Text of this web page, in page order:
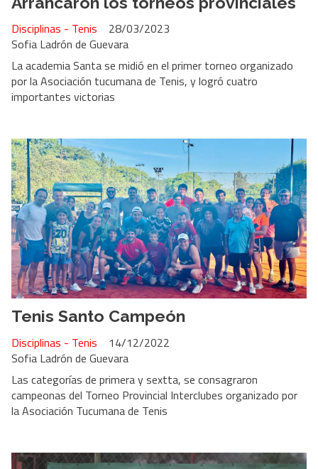
Sofia Ladrón de Guevara
Disciplinas - Tenis 28/03/2023
La academia Santa se midió en el primer torneo organizado
por la Asociación tucumana de Tenis, y logró cuatro
importantes victorias
Tenis Santo Campeón
Sofia Ladrón de Guevara
Disciplinas - Tenis 14/12/2022
Las categorías de primera y sextta, se consagraron
campeonas del Torneo Provincial Interclubes organizado por
la Asociación Tucumana de Tenis